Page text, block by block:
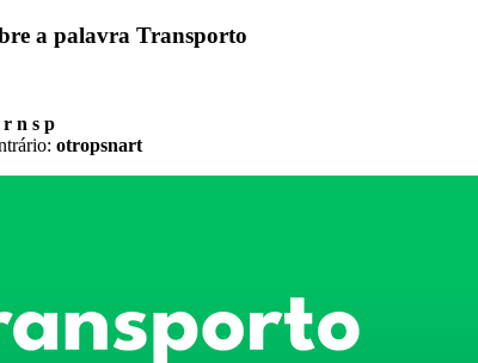
a palavra Transporto
r n s p
otropsnart